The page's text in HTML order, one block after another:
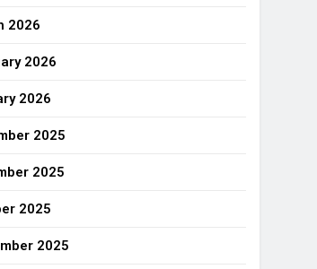
: आन्दोलन से उपजे सवाल
2026
2026
2026
2025
2025
2025
2025